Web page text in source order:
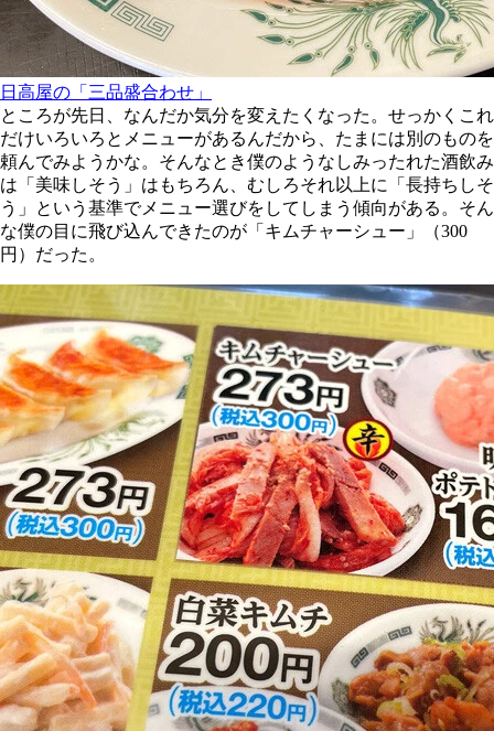
日高屋の「三品盛合わせ」
ところが先日、なんだか気分を変えたくなった。せっかくこれ
だけいろいろとメニューがあるんだから、たまには別のものを
頼んでみようかな。そんなとき僕のようなしみったれた酒飲み
は「美味しそう」はもちろん、むしろそれ以上に「長持ちしそ
う」という基準でメニュー選びをしてしまう傾向がある。そん
な僕の目に飛び込んできたのが「キムチャーシュー」（300
円）だった。